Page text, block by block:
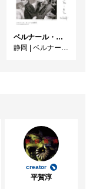
ベルナール・ビュフェと写真 ーカメラがとらえたビュフェとその時代、そして21 世紀へ
静岡 | ベルナール・ビュフェ美術館
creator
平賀淳